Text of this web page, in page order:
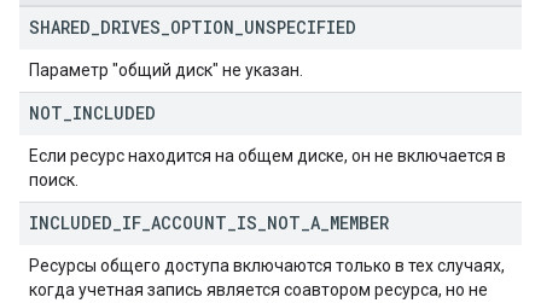
SHARED DRIVES OPTION UNSPECIFIED
Параметр "общий диск" не указан.
NOT INCLUDED
Если ресурс находится на общем диске, он не включается в
поиск.
INCLUDED IF ACCOUNT IS NOT A MEMBER
Ресурсы общего доступа включаются только в тех случаях,
когда учетная запись является соавтором ресурса, но не